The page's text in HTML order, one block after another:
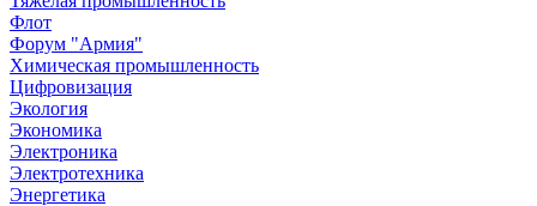
Флот
Форум "Армия"
Химическая промышленность
Цифровизация
Экология
Экономика
Электроника
Электротехника
Энергетика